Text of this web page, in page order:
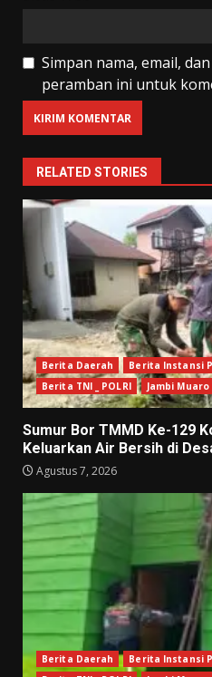
Simpan nama, email,
peramban ini untuk
RELATED STORIES
Berita Daerah
Berita Instansi
Berita TNI _ POLRI
Jambi
Sumur Bor TMMD Ke-129
Keluarkan Air Bersih di
Agustus 7, 2026
Berita Daerah
Berita Instansi